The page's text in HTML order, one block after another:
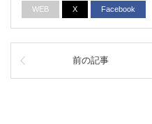
WEB X Facebook
前の記事